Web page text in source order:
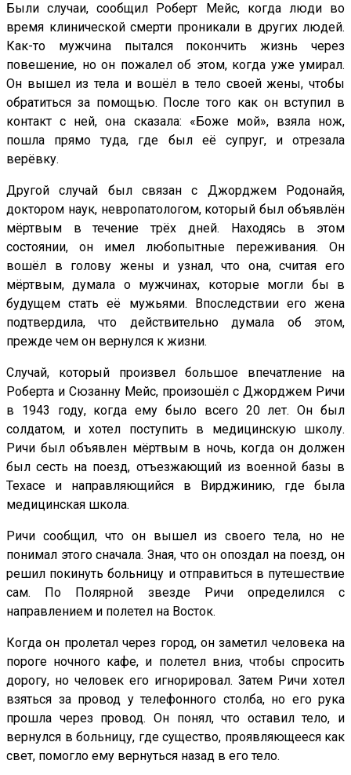
Были случаи, сообщил Роберт Мейс, когда люди во
время клинической смерти проникали в других людей.
Как-то мужчина пытался покончить жизнь через
повешение, но он пожалел об этом, когда уже умирал.
Он вышел из тела и вошёл в тело своей жены, чтобы
обратиться за помощью. После того как он вступил в
контакт с ней, она сказала: «Боже мой», взяла нож,
пошла прямо туда, где был её супруг, и отрезала
верёвку.
Другой случай был связан с Джорджем Родонайя,
доктором наук, невропатологом, который был объявлён
мёртвым в течение трёх дней. Находясь в этом
состоянии, он имел любопытные переживания. Он
вошёл в голову жены и узнал, что она, считая его
мёртвым, думала о мужчинах, которые могли бы в
будущем стать её мужьями. Впоследствии его жена
подтвердила, что действительно думала об этом,
прежде чем он вернулся к жизни.
Случай, который произвел большое впечатление на
Роберта и Сюзанну Мейс, произошёл с Джорджем Ричи
в 1943 году, когда ему было всего 20 лет. Он был
солдатом, и хотел поступить в медицинскую школу.
Ричи был объявлен мёртвым в ночь, когда он должен
был сесть на поезд, отъезжающий из военной базы в
Техасе и направляющийся в Вирджинию, где была
медицинская школа.
Ричи сообщил, что он вышел из своего тела, но не
понимал этого сначала. Зная, что он опоздал на поезд, он
решил покинуть больницу и отправиться в путешествие
сам. По Полярной звезде Ричи определился с
направлением и полетел на Восток.
Когда он пролетал через город, он заметил человека на
пороге ночного кафе, и полетел вниз, чтобы спросить
дорогу, но человек его игнорировал. Затем Ричи хотел
взяться за провод у телефонного столба, но его рука
прошла через провод. Он понял, что оставил тело, и
вернулся в больницу, где существо, проявляющееся как
свет, помогло ему вернуться назад в его тело.